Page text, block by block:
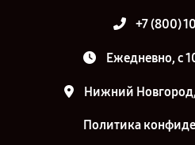
+7 (800)
Ежедневно, с
Нижний Новгород,
Политика